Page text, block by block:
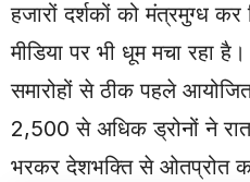
हजारों दर्शकों को मंत्रमुग्ध
मीडिया पर भी धूम मचा रहा
समारोहों से ठीक पहले
2,500 से अधिक ड्रोनों ने
भरकर देशभक्ति से ओतप्रोत